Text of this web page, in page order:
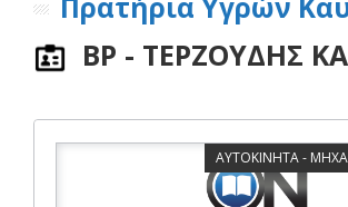
BP - ΤΕΡΖΟΥΔΗΣ
ΑΥΤΟΚΙΝΗΤΑ -